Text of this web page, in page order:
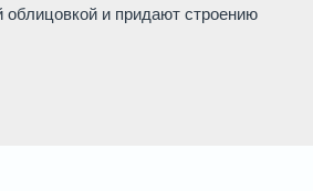
и придают строению